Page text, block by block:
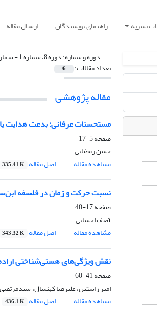
نشریه راهنمای نویسندگان ارسال مقاله
دوره و شماره:دوره 8، شماره 1 - شماره پیاپی 27، تابستان 1395، صفحه 1-136 (ترتیب انتشار از این شماره به دوفصلنامه تغییر یافت)
تعداد مقالات: 6
مقاله پژوهشی
مستحسنات عرفانی: بدعت هدایت
صفحه5-17
حسن رمضانی
مشاهده مقاله
اصل مقاله 335.41 K
نسبت حرکت و زمان در فلسفه
صفحه17-40
آصف احسانی
مشاهده مقاله
اصل مقاله 343.32 K
نقش ویژگی‌های هستی‌شناختی
صفحه41-60
امیر راستین، علیرضا کهنسال،
مشاهده مقاله
اصل مقاله 436.1 K